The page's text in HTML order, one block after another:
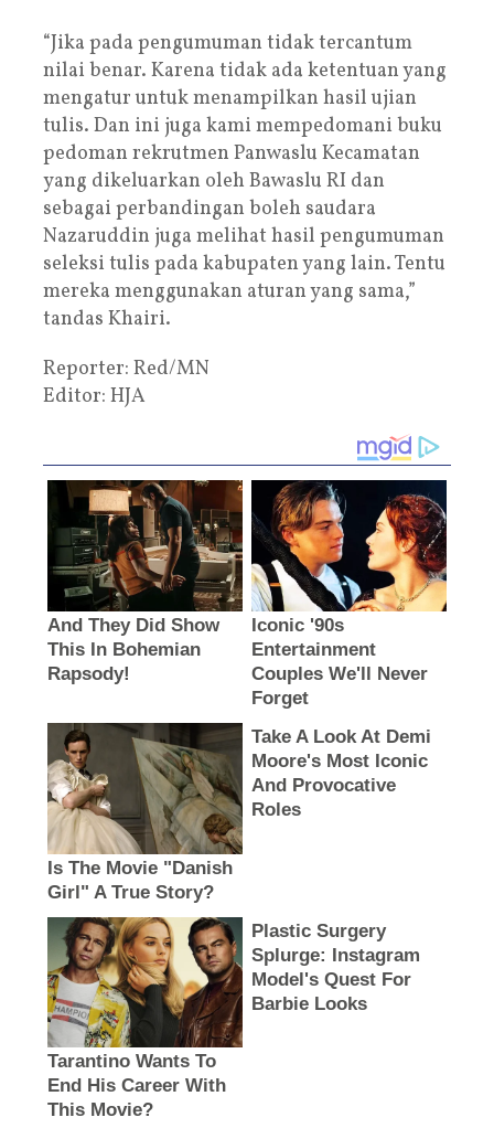
“Jika pada pengumuman tidak tercantum
nilai benar. Karena tidak ada ketentuan yang
mengatur untuk menampilkan hasil ujian
tulis. Dan ini juga kami mempedomani buku
pedoman rekrutmen Panwaslu Kecamatan
yang dikeluarkan oleh Bawaslu RI dan
sebagai perbandingan boleh saudara
Nazaruddin juga melihat hasil pengumuman
seleksi tulis pada kabupaten yang lain. Tentu
mereka menggunakan aturan yang sama,”
tandas Khairi.
Reporter: Red/MN
Editor: HJA